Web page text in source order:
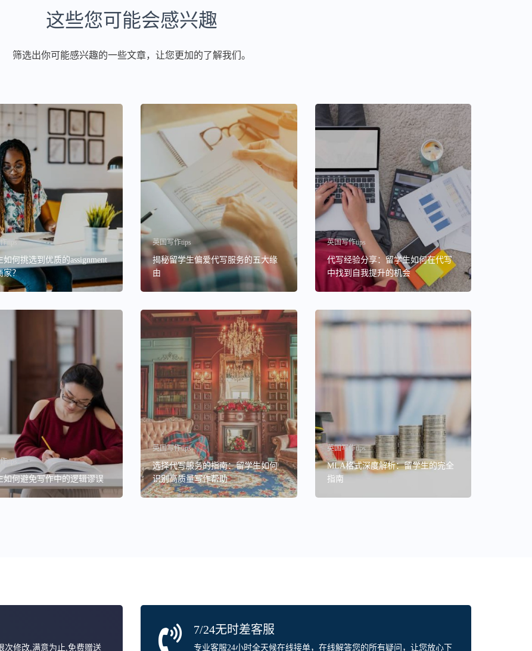
这些您可能会感兴趣
筛选出你可能感兴趣的一些文章，让您更加的了解我们。
tips
如何挑选到优质的assignment
家？
英国写作tips
揭秘留学生偏爱代写服务的五大缘
由
英国写作tips
代写经验分享：留学生如何在代写
中找到自我提升的机会
tips
如何避免写作中的逻辑谬误
英国写作tips
选择代写服务的指南：留学生如何
识别高质量写作帮助
英国写作tips
MLA格式深度解析：留学生的完全
指南
次修改,满意为止,免费赠送
7/24无时差客服
专业客服24小时全天候在线接单，在线解答您的所有疑问，让您放心下